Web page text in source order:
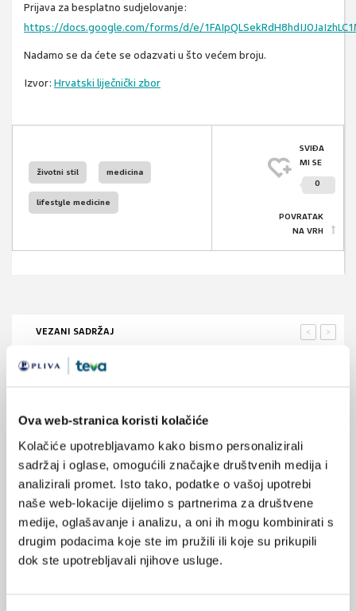
Ova web-stranica koristi kolačiće
Kolačiće upotrebljavamo kako bismo personalizirali
sadržaj i oglase, omogućili značajke društvenih medija i
analizirali promet. Isto tako, podatke o vašoj upotrebi
naše web-lokacije dijelimo s partnerima za društvene
medije, oglašavanje i analizu, a oni ih mogu kombinirati s
drugim podacima koje ste im pružili ili koje su prikupili
dok ste upotrebljavali njihove usluge.
Prijava za besplatno sudjelovanje:
https://docs.google.com/forms/d/e/
Nadamo se da ćete se odazvati u što većem broju.
Izvor: Hrvatski liječnički zbor
životni stil medicina
lifestyle medicine
SVIĐA
MI SE
0
POVRATAK
NA VRH
VEZANI SADRŽAJ >
<
25.07.2023.
Utjecaj stresa i emocionalne nestabilnosti roditelja
na mentalno zdravlje djece
06.06.2023.
Održan 1. hrvatski kongres medicine životnog stila
02.04.2023.